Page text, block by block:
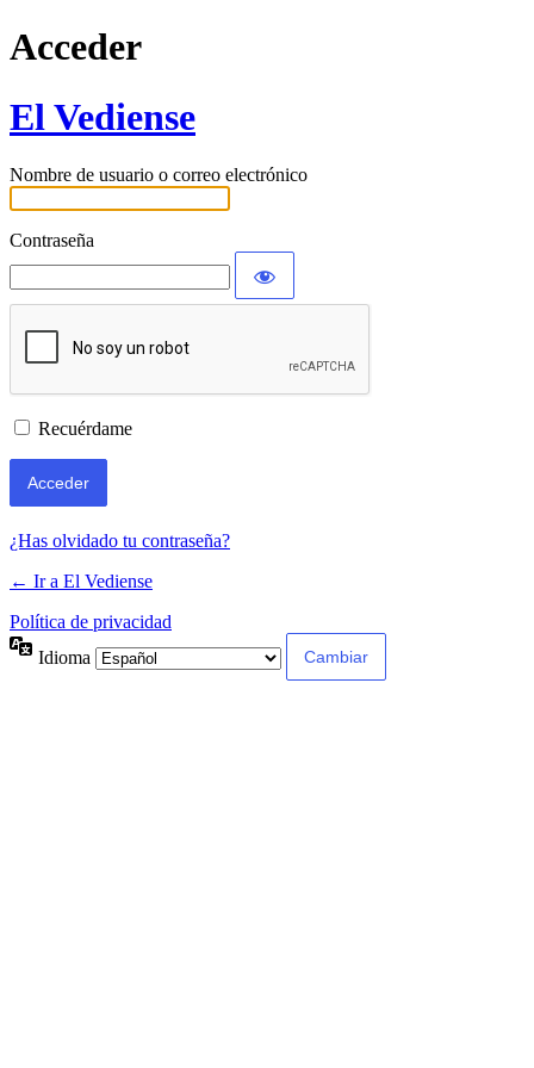
Acceder
El Vediense
Nombre de usuario o correo electrónico
Contraseña
Recuérdame
¿Has olvidado tu contraseña?
← Ir a El Vediense
Política de privacidad
Idioma